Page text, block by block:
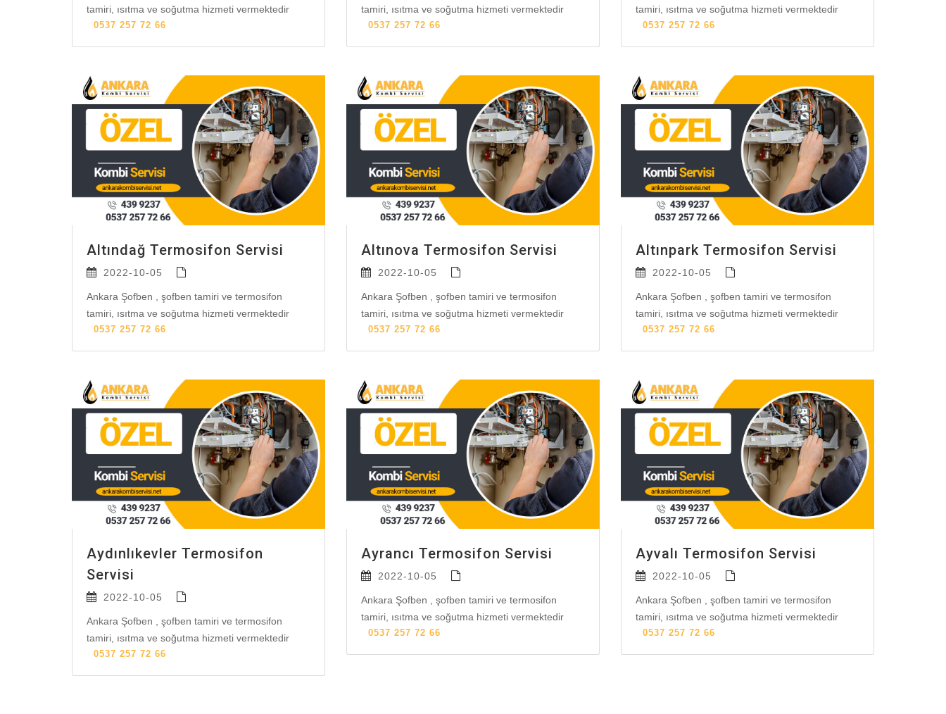
tamiri, ısıtma ve soğutma hizmeti vermektedir
0537 257 72 66
tamiri, ısıtma ve soğutma hizmeti vermektedir
0537 257 72 66
tamiri, ısıtma ve soğutma hizmeti vermektedir
0537 257 72 66
Altındağ Termosifon Servisi
2022-10-05
Ankara Şofben , şofben tamiri ve termosifon
tamiri, ısıtma ve soğutma hizmeti vermektedir
0537 257 72 66
Altınova Termosifon Servisi
2022-10-05
Ankara Şofben , şofben tamiri ve termosifon
tamiri, ısıtma ve soğutma hizmeti vermektedir
0537 257 72 66
Altınpark Termosifon Servisi
2022-10-05
Ankara Şofben , şofben tamiri ve termosifon
tamiri, ısıtma ve soğutma hizmeti vermektedir
0537 257 72 66
Aydınlıkevler Termosifon
Servisi
2022-10-05
Ankara Şofben , şofben tamiri ve termosifon
tamiri, ısıtma ve soğutma hizmeti vermektedir
0537 257 72 66
Ayrancı Termosifon Servisi
2022-10-05
Ankara Şofben , şofben tamiri ve termosifon
tamiri, ısıtma ve soğutma hizmeti vermektedir
0537 257 72 66
Ayvalı Termosifon Servisi
2022-10-05
Ankara Şofben , şofben tamiri ve termosifon
tamiri, ısıtma ve soğutma hizmeti vermektedir
0537 257 72 66